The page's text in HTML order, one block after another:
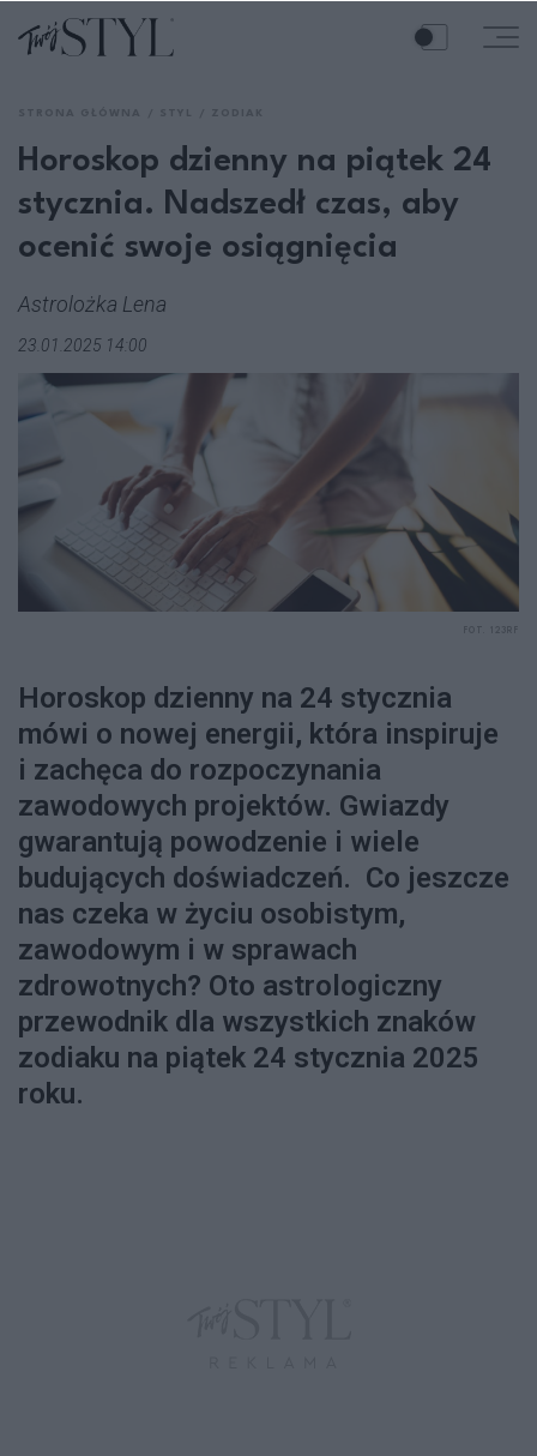
Horoskop dzienny na piątek 24
stycznia. Nadszedł czas, aby
ocenić swoje osiągnięcia
Astrolożka Lena
23.01.2025 14:00
Horoskop dzienny na 24 stycznia
mówi o nowej energii, która inspiruje
i zachęca do rozpoczynania
zawodowych projektów. Gwiazdy
gwarantują powodzenie i wiele
budujących doświadczeń. Co jeszcze
nas czeka w życiu osobistym,
zawodowym i w sprawach
zdrowotnych? Oto astrologiczny
przewodnik dla wszystkich znaków
zodiaku na piątek 24 stycznia 2025
roku.